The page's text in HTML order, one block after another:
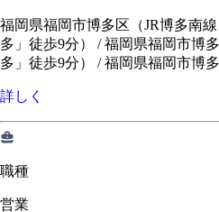
福岡県福岡市博多区（JR博多南線
多」徒歩9分）
/福岡県福岡市博
多」徒歩9分）
/福岡県福岡市博
詳しく
職種
営業